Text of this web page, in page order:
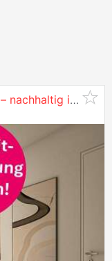
– nachhaltig investieren in